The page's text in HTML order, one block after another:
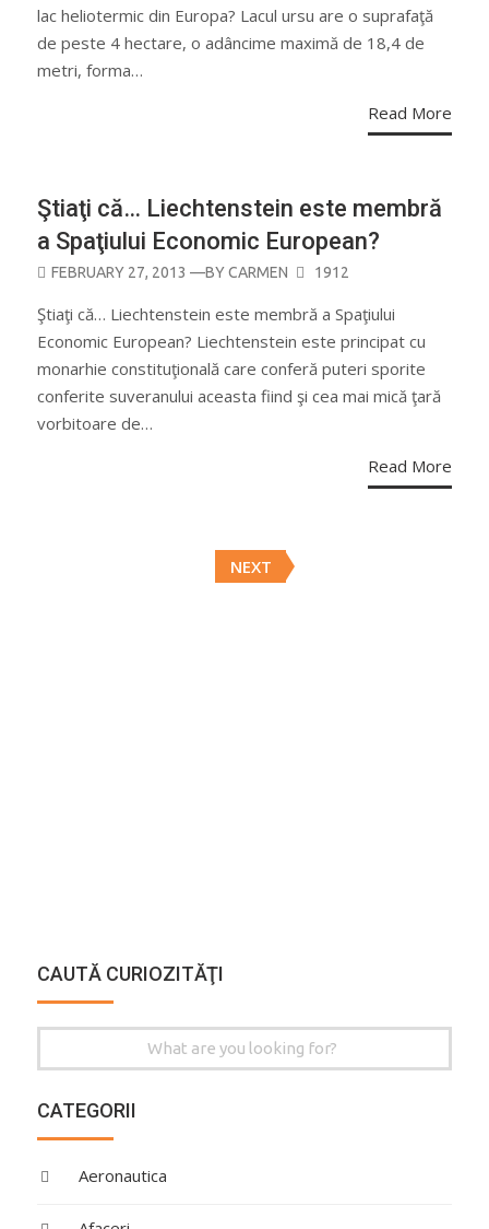
lac heliotermic din Europa? Lacul ursu are o suprafaţă
de peste 4 hectare, o adâncime maximă de 18,4 de
metri, forma…
Read More
Ştiaţi că… Liechtenstein este membră
a Spaţiului Economic European?
POSTED
FEBRUARY 27, 2013 —BYCARMEN 1912
Ştiaţi că… Liechtenstein este membră a Spaţiului
Economic European? Liechtenstein este principat cu
monarhie constituţională care conferă puteri sporite
conferite suveranului aceasta fiind şi cea mai mică ţară
vorbitoare de…
Read More
navigation
NEXT
CAUTĂ CURIOZITĂŢI
for:
CATEGORII
Aeronautica